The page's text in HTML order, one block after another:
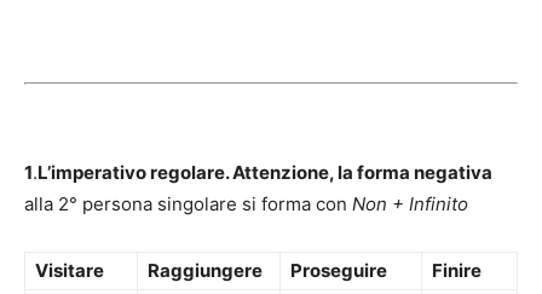
1.L’imperativo regolare. Attenzione, la forma negativa
alla 2° persona singolare si forma con Non + Infinito
Visitare Raggiungere Proseguire Finire